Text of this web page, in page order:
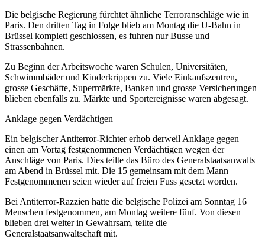
Die belgische Regierung fürchtet ähnliche Terroranschläge wie in
Paris. Den dritten Tag in Folge blieb am Montag die U-Bahn in
Brüssel komplett geschlossen, es fuhren nur Busse und
Strassenbahnen.
Zu Beginn der Arbeitswoche waren Schulen, Universitäten,
Schwimmbäder und Kinderkrippen zu. Viele Einkaufszentren,
grosse Geschäfte, Supermärkte, Banken und grosse Versicherungen
blieben ebenfalls zu. Märkte und Sportereignisse waren abgesagt.
Anklage gegen Verdächtigen
Ein belgischer Antiterror-Richter erhob derweil Anklage gegen
einen am Vortag festgenommenen Verdächtigen wegen der
Anschläge von Paris. Dies teilte das Büro des Generalstaatsanwalts
am Abend in Brüssel mit. Die 15 gemeinsam mit dem Mann
Festgenommenen seien wieder auf freien Fuss gesetzt worden.
Bei Antiterror-Razzien hatte die belgische Polizei am Sonntag 16
Menschen festgenommen, am Montag weitere fünf. Von diesen
blieben drei weiter in Gewahrsam, teilte die
Generalstaatsanwaltschaft mit.